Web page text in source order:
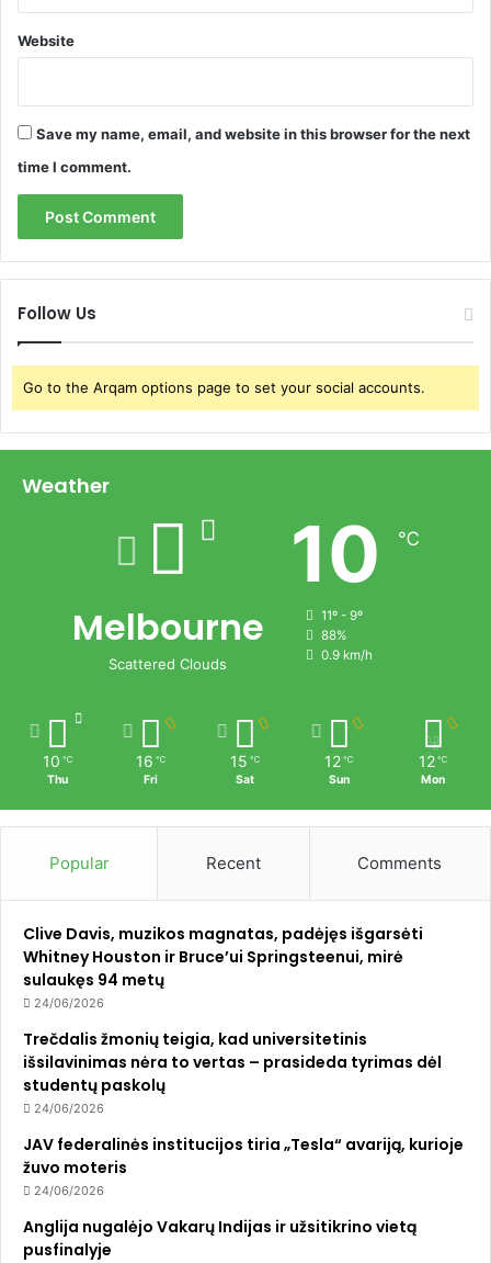
n
iWebsite
Save my name, email, and website in this browser for the next
time I comment.
Follow Us
Go to the Arqam options page to set your social accounts.
Weather
Melbourne
Scattered Clouds
10 ℃
11º - 9º
88%
0.9 km/h
10 ℃
Thu
16 ℃
Fri
15 ℃
Sat
12 ℃
Sun
12 ℃
Mon
Popular Recent Comments
Clive Davis, muzikos magnatas, padėjęs išgarsėti
Whitney Houston ir Bruce’ui Springsteenui, mirė
sulaukęs 94 metų
24/06/2026
Trečdalis žmonių teigia, kad universitetinis
išsilavinimas nėra to vertas – prasideda tyrimas dėl
studentų paskolų
24/06/2026
JAV federalinės institucijos tiria „Tesla“ avariją, kurioje
žuvo moteris
24/06/2026
Anglija nugalėjo Vakarų Indijas ir užsitikrino vietą
pusfinalyje